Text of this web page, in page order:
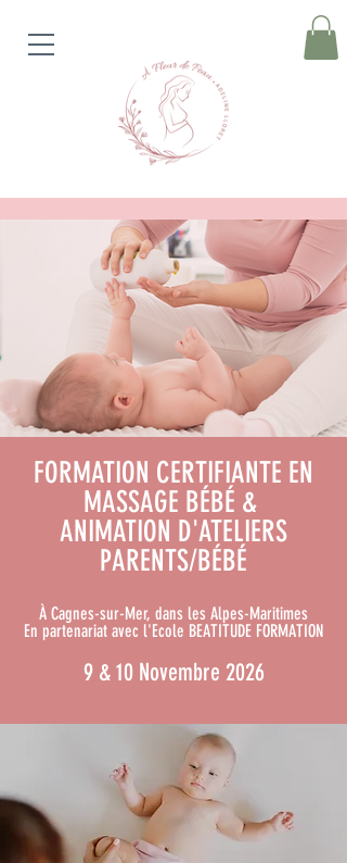
FORMATION CERTIFIANTE EN
MASSAGE BÉBÉ &
ANIMATION D'ATELIERS
PARENTS/BÉBÉ
À Cagnes-sur-Mer, dans les Alpes-Maritimes
En partenariat avec l'Ecole BEATITUDE FORMATION
9 & 10 Novembre 2026